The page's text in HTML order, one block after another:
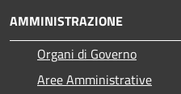
AMMINISTRAZIONE
Organi di Governo
Aree Amministrative